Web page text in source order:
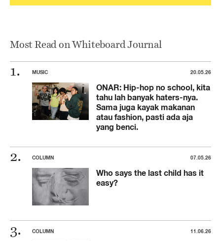
Most Read on Whiteboard Journal
MUSIC 20.05.26
ONAR: Hip-hop no school, kita
tahu lah banyak haters-nya.
Sama juga kayak makanan
atau fashion, pasti ada aja
yang benci.
COLUMN 07.05.26
Who says the last child has it
easy?
COLUMN 11.06.26